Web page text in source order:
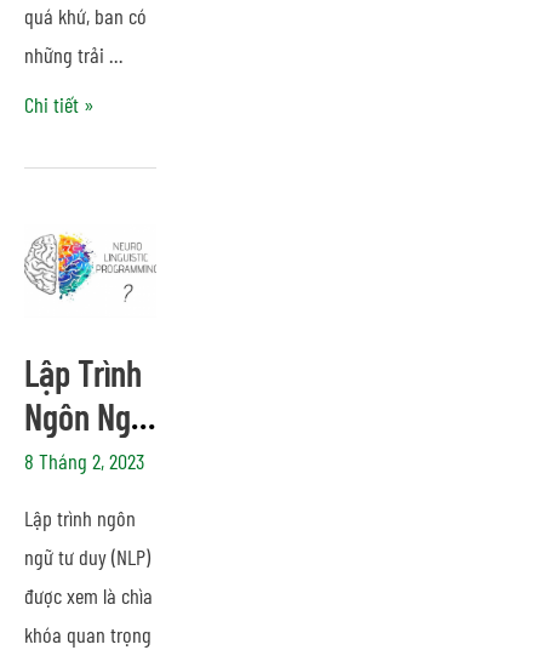
quá khứ, ban có
những trải …
Chi tiết »
Lập Trình
Ngôn Ngữ
Tư Duy Là
Gì? Lợi ích
– Ứng
Dụng
8 Tháng 2, 2023
Lập trình ngôn
ngữ tư duy (NLP)
được xem là chìa
khóa quan trọng